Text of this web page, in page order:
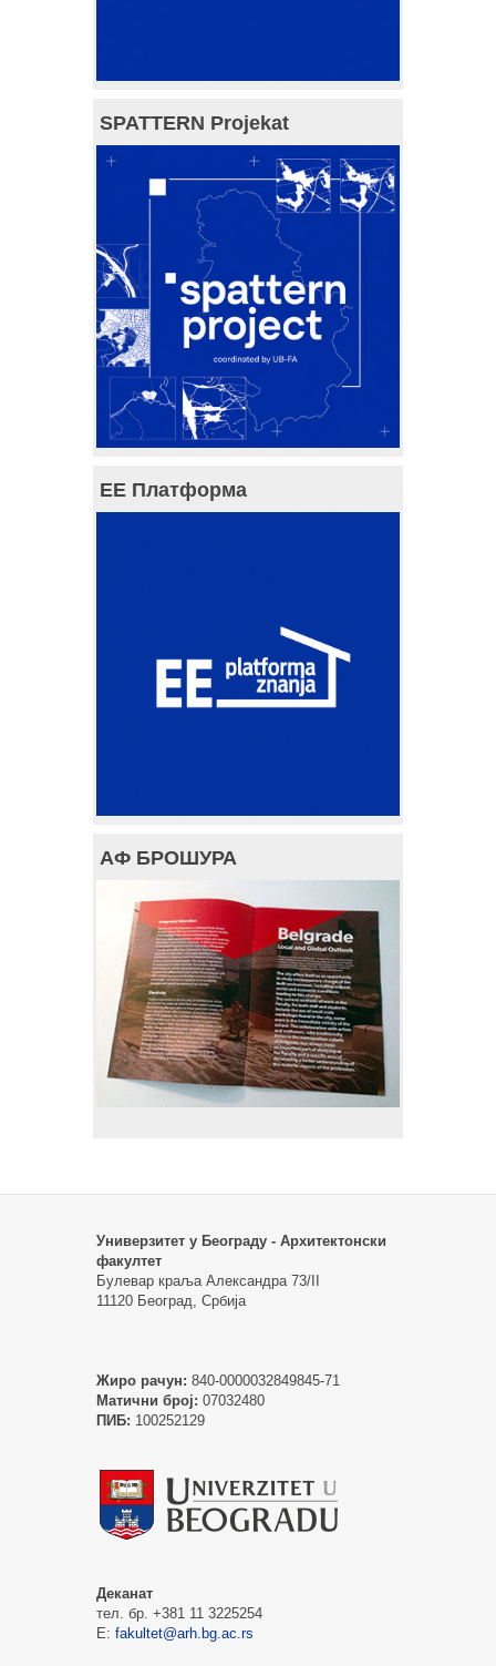
SPATTERN Projekat
ЕЕ Платформа
АФ БРОШУРА
Универзитет у Београду - Архитектонски
факултет
Булевар краља Александра 73/II
11120 Београд, Србија
Жиро рачун: 840-0000032849845-71
Матични број: 07032480
ПИБ: 100252129
Деканат
тел. бр. +381 11 3225254
Е: fakultet@arh.bg.ac.rs